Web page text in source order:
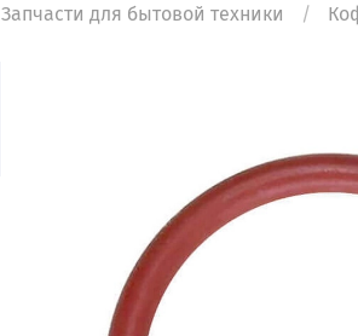
Запчасти для бытовой техники